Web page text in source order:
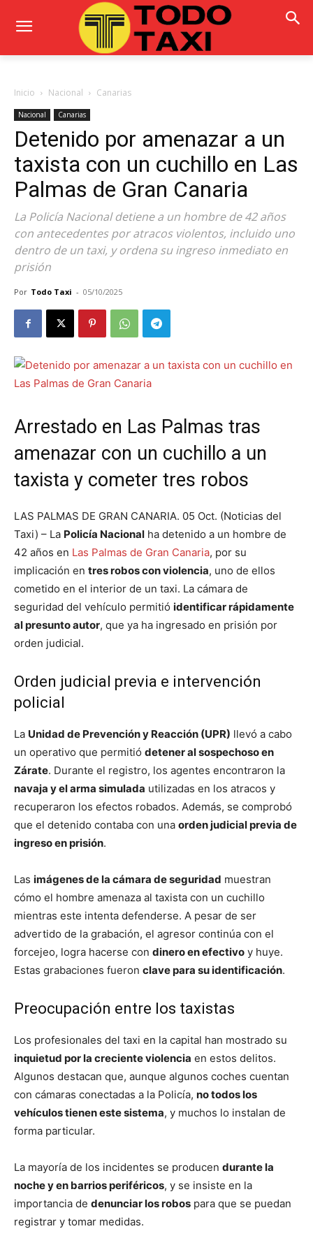
Inicio Nacional Canarias
Nacional Canarias
Detenido por amenazar a un
taxista con un cuchillo en Las
Palmas de Gran Canaria
La Policía Nacional detiene a un hombre de 42 años
con antecedentes por atracos violentos, incluido uno
dentro de un taxi, y ordena su ingreso inmediato en
prisión
Por Todo Taxi - 05/10/2025
Arrestado en Las Palmas tras
amenazar con un cuchillo a un
taxista y cometer tres robos
LAS PALMAS DE GRAN CANARIA. 05 Oct. (Noticias del
Taxi) – La Policía Nacional ha detenido a un hombre de
42 años en Las Palmas de Gran Canaria, por su
implicación en tres robos con violencia, uno de ellos
cometido en el interior de un taxi. La cámara de
seguridad del vehículo permitió identificar rápidamente
al presunto autor, que ya ha ingresado en prisión por
orden judicial.
Orden judicial previa e intervención
policial
La Unidad de Prevención y Reacción (UPR) llevó a cabo
un operativo que permitió detener al sospechoso en
Zárate. Durante el registro, los agentes encontraron la
navaja y el arma simulada utilizadas en los atracos y
recuperaron los efectos robados. Además, se comprobó
que el detenido contaba con una orden judicial previa de
ingreso en prisión.
Las imágenes de la cámara de seguridad muestran
cómo el hombre amenaza al taxista con un cuchillo
mientras este intenta defenderse. A pesar de ser
advertido de la grabación, el agresor continúa con el
forcejeo, logra hacerse con dinero en efectivo y huye.
Estas grabaciones fueron clave para su identificación.
Preocupación entre los taxistas
Los profesionales del taxi en la capital han mostrado su
inquietud por la creciente violencia en estos delitos.
Algunos destacan que, aunque algunos coches cuentan
con cámaras conectadas a la Policía, no todos los
vehículos tienen este sistema, y muchos lo instalan de
forma particular.
La mayoría de los incidentes se producen durante la
noche y en barrios periféricos, y se insiste en la
importancia de denunciar los robos para que se puedan
registrar y tomar medidas.